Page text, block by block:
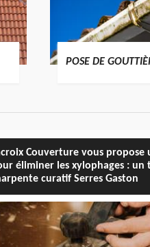
POSE DE
Couverture vous propose
éliminer les xylophages :
curatif Serres Gaston